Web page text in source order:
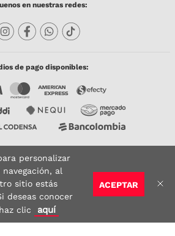
en nuestras redes:
de pago disponibles:
Listo Mundo Cerámico. All Rights Reserved. Powered
by
Vigilado por: Certificado:
ACEPTAR
personalizar
al
sitio estás
deseas conocer
clic
aquí